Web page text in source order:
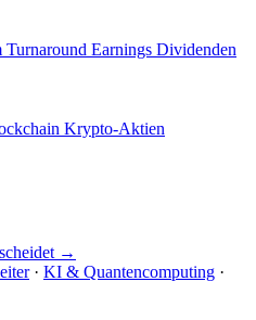
Turnaround Earnings Dividenden
Krypto-Aktien
→
· KI & Quantencomputing ·